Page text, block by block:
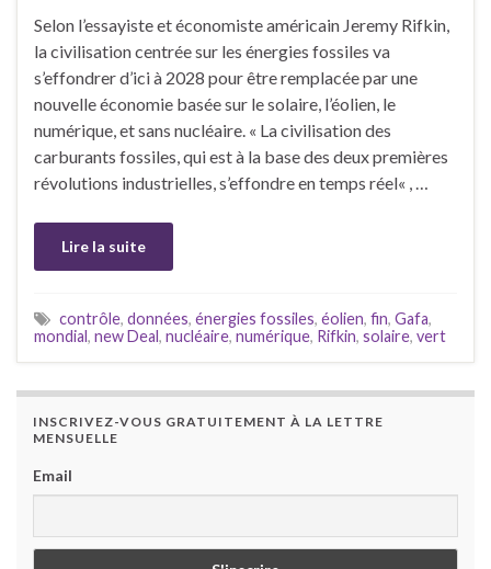
Selon l’essayiste et économiste américain Jeremy Rifkin,
la civilisation centrée sur les énergies fossiles va
s’effondrer d’ici à 2028 pour être remplacée par une
nouvelle économie basée sur le solaire, l’éolien, le
numérique, et sans nucléaire. « La civilisation des
carburants fossiles, qui est à la base des deux premières
révolutions industrielles, s’effondre en temps réel« , …
Lire la suite
contrôle, données, énergies fossiles, éolien, fin, Gafa,
mondial, new Deal, nucléaire, numérique, Rifkin, solaire, vert
INSCRIVEZ-VOUS GRATUITEMENT À LA LETTRE
MENSUELLE
Email